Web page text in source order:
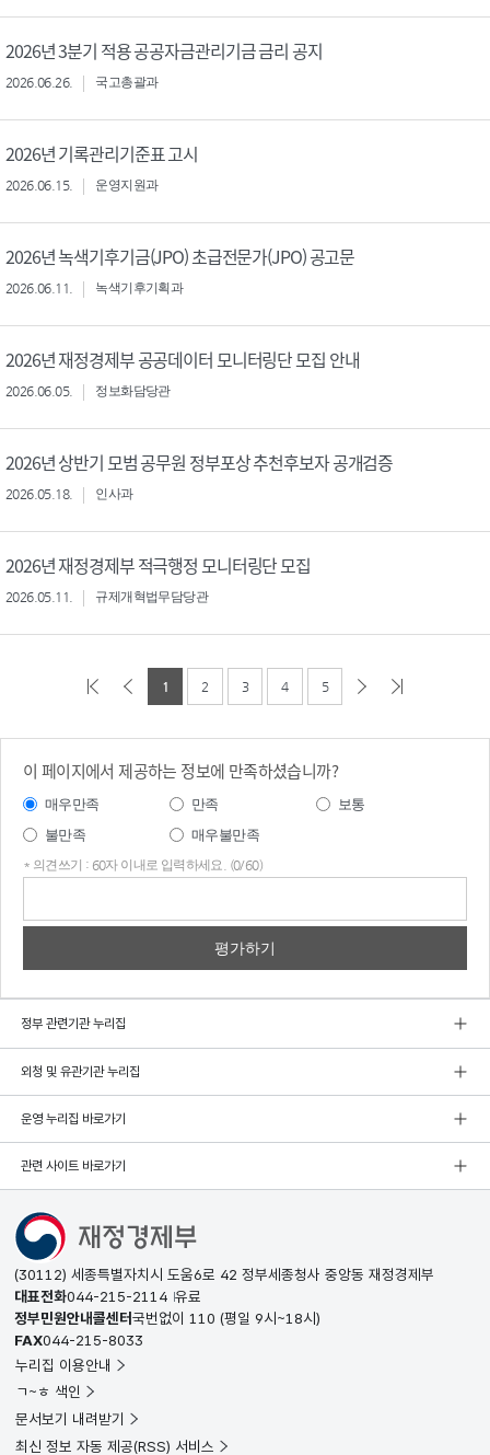
2026년 3분기 적용 공공자금관리기금 금리 공지
2026.06.26. 국고총괄과
2026년 기록관리기준표 고시
2026.06.15. 운영지원과
2026년 녹색기후기금(JPO) 초급전문가(JPO) 공고문
2026.06.11. 녹색기후기획과
2026년 재정경제부 공공데이터 모니터링단 모집 안내
2026.06.05. 정보화담당관
2026년 상반기 모범 공무원 정부포상 추천후보자 공개검증
2026.05.18. 인사과
2026년 재정경제부 적극행정 모니터링단 모집
2026.05.11. 규제개혁법무담당관
1 2 3 4 5
이 페이지에서 제공하는 정보에 만족하셨습니까?
매우만족 만족
보통
불만족
매우불만족
* 의견쓰기 : 60자 이내로 입력하세요. (0/60)
정부 관련기관 누리집
외청 및 유관기관 누리집
운영 누리집 바로가기
관련 사이트 바로가기
(30112) 세종특별자치시 도움6로 42 정부세종청사 중앙동 재정경제부
대표전화044-215-2114 유료
정부민원안내콜센터국번없이 110 (평일 9시~18시)
FAX044-215-8033
누리집 이용안내
ㄱ~ㅎ 색인
문서보기 내려받기
최신 정보 자동 제공(RSS) 서비스